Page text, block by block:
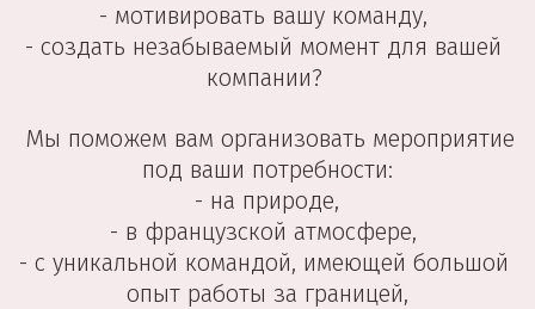
- мотивировать вашу команду,
- создать незабываемый момент для вашей
компании?
под ваши потребности:
- на природе,
- в французской атмосфере,
- с уникальной командой, имеющей большой
опыт работы за границей,